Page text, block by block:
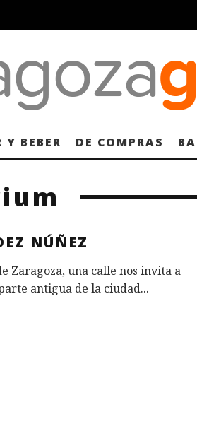
Y BEBER DE COMPRAS
NÚÑEZ
Zaragoza, una calle nos invita a
antigua de la ciudad...